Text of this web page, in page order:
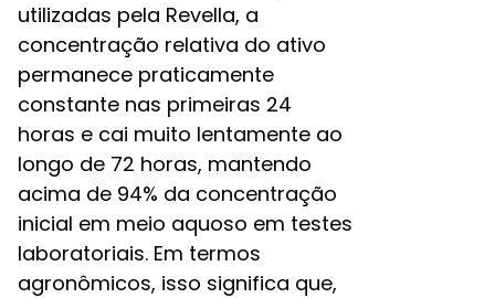
utilizadas pela Revella, a
concentração relativa do ativo
permanece praticamente
constante nas primeiras 24
horas e cai muito lentamente ao
longo de 72 horas, mantendo
acima de 94% da concentração
inicial em meio aquoso em testes
laboratoriais. Em termos
agronômicos, isso significa que,